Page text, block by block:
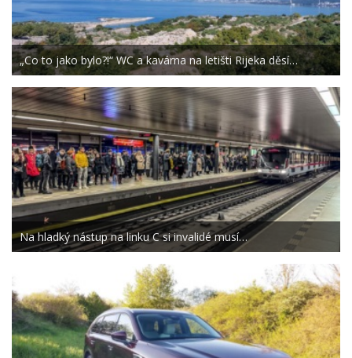
„Co to jako bylo?!“ WC a kavárna na letišti Rijeka děsí…
Na hladký nástup na linku C si invalidé musí…